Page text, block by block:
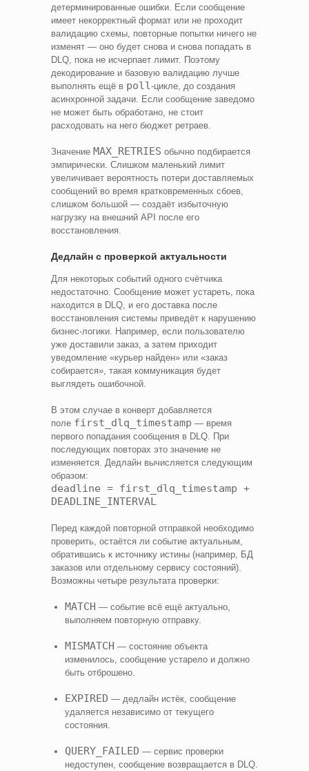
детерминированные ошибки. Если сообщение
имеет некорректный формат или не проходит
валидацию схемы, повторные попытки ничего не
изменят — оно будет снова и снова попадать в
DLQ, пока не исчерпает лимит. Поэтому
декодирование и базовую валидацию лучше
выполнять ещё в poll-цикле, до создания
асинхронной задачи. Если сообщение заведомо
не может быть обработано, не стоит
расходовать на него бюджет ретраев.
Значение MAX_RETRIES обычно подбирается
эмпирически. Слишком маленький лимит
увеличивает вероятность потери доставляемых
сообщений во время кратковременных сбоев,
слишком большой — создаёт избыточную
нагрузку на внешний API после его
восстановления.
Дедлайн с проверкой актуальности
Для некоторых событий одного счётчика
недостаточно. Сообщение может устареть, пока
находится в DLQ, и его доставка после
восстановления системы приведёт к нарушению
бизнес-логики. Например, если пользователю
уже доставили заказ, а затем приходит
уведомление «курьер найден» или «заказ
собирается», такая коммуникация будет
выглядеть ошибочной.
В этом случае в конверт добавляется
поле first_dlq_timestamp — время
первого попадания сообщения в DLQ. При
последующих повторах это значение не
изменяется. Дедлайн вычисляется следующим
образом:
deadline = first_dlq_timestamp +
DEADLINE_INTERVAL
Перед каждой повторной отправкой необходимо
проверить, остаётся ли событие актуальным,
обратившись к источнику истины (например, БД
заказов или отдельному сервису состояний).
Возможны четыре результата проверки:
MATCH — событие всё ещё актуально,
выполняем повторную отправку.
MISMATCH — состояние объекта
изменилось, сообщение устарело и должно
быть отброшено.
EXPIRED — дедлайн истёк, сообщение
удаляется независимо от текущего
состояния.
QUERY_FAILED — сервис проверки
недоступен, сообщение возвращается в DLQ.